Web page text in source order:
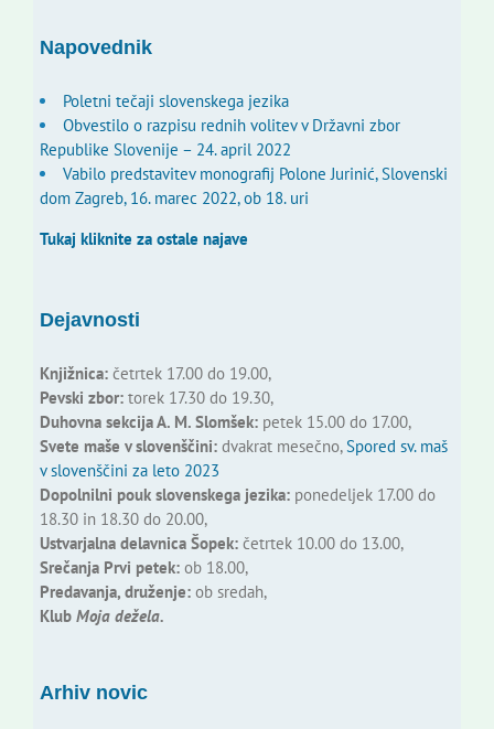
Napovednik
Poletni tečaji slovenskega jezika
Obvestilo o razpisu rednih volitev v Državni zbor
Republike Slovenije – 24. april 2022
Vabilo predstavitev monografij Polone Jurinić, Slovenski
dom Zagreb, 16. marec 2022, ob 18. uri
Tukaj kliknite za ostale najave
Dejavnosti
Knjižnica:četrtek 17.00 do 19.00,
Pevski zbor:torek 17.30 do 19.30,
Duhovna sekcija A. M. Slomšek:petek 15.00 do 17.00,
Svete maše v slovenščini:dvakrat mesečno,Spored sv. maš
v slovenščini za leto 2023
Dopolnilni pouk slovenskega jezika:ponedeljek 17.00 do
18.30 in 18.30 do 20.00,
Ustvarjalna delavnica Šopek:četrtek 10.00 do 13.00,
Srečanja Prvi petek:ob 18.00,
Predavanja, druženje:ob sredah,
Klub Moja dežela.
Arhiv novic